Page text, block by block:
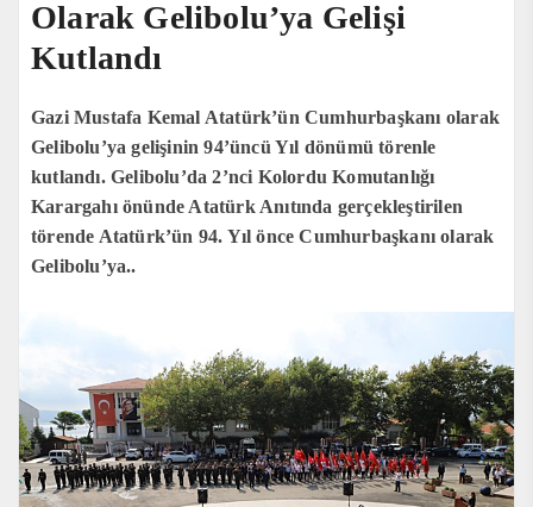
Olarak Gelibolu’ya Gelişi
Kutlandı
Gazi Mustafa Kemal Atatürk’ün Cumhurbaşkanı olarak
Gelibolu’ya gelişinin 94’üncü Yıl dönümü törenle
kutlandı. Gelibolu’da 2’nci Kolordu Komutanlığı
Karargahı önünde Atatürk Anıtında gerçekleştirilen
törende Atatürk’ün 94. Yıl önce Cumhurbaşkanı olarak
Gelibolu’ya..